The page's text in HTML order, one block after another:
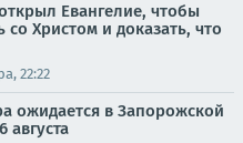
Евангелие, чтобы
со Христом и доказать, что
22:22
ожидается в Запорожской
августа